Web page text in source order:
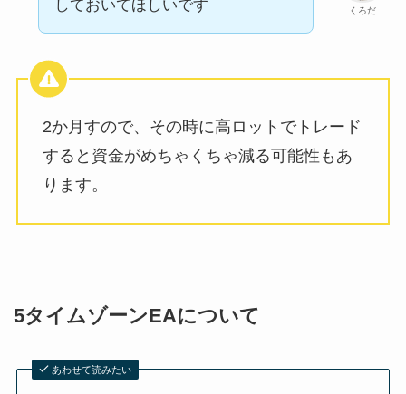
くろだ
しておいてほしいです
2か月すので、その時に高ロットでトレード
すると資金がめちゃくちゃ減る可能性もあ
ります。
5タイムゾーンEAについて
あわせて読みたい